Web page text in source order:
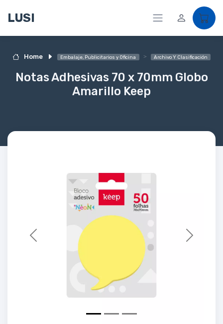
LUSI
Home Embalaje, Publicitarios y Oficina Archivo Y Clasificación
Notas Adhesivas 70 x 70mm Globo
Amarillo Keep
Previous Next